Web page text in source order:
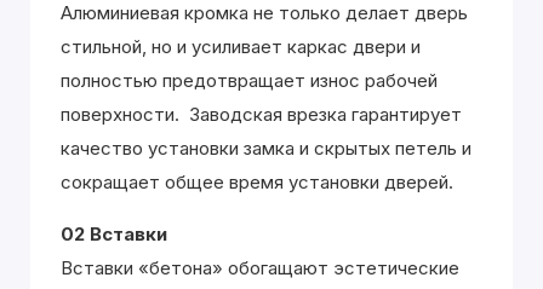
Алюминиевая кромка не только делает дверь
стильной, но и усиливает каркас двери и
полностью предотвращает износ рабочей
поверхности. Заводская врезка гарантирует
качество установки замка и скрытых петель и
сокращает общее время установки дверей.
02 Вставки
Вставки «бетона» обогащают эстетические